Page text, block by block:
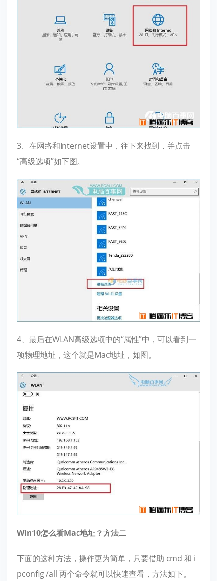
3、在网络和Internet设置中，往下来找到，并点击
“高级选项”如下图。
4、最后在WLAN高级选项中的“属性”中，可以看到一
项物理地址，这个就是Mac地址，如图。
Win10怎么看Mac地址？方法二
下面的这种方法，操作更为简单，只要借助 cmd 和 i
pconfig /all 两个命令就可以快速查看，方法如下。